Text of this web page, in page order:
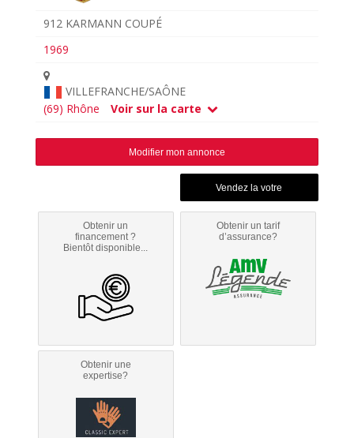
912 KARMANN COUPÉ
1969
VILLEFRANCHE/SAÔNE
(69) Rhône
Voir sur la carte
Modifier mon annonce
Obtenir un
financement ?
Bientôt disponible...
Obtenir un tarif
d’assurance?
Obtenir une
expertise?